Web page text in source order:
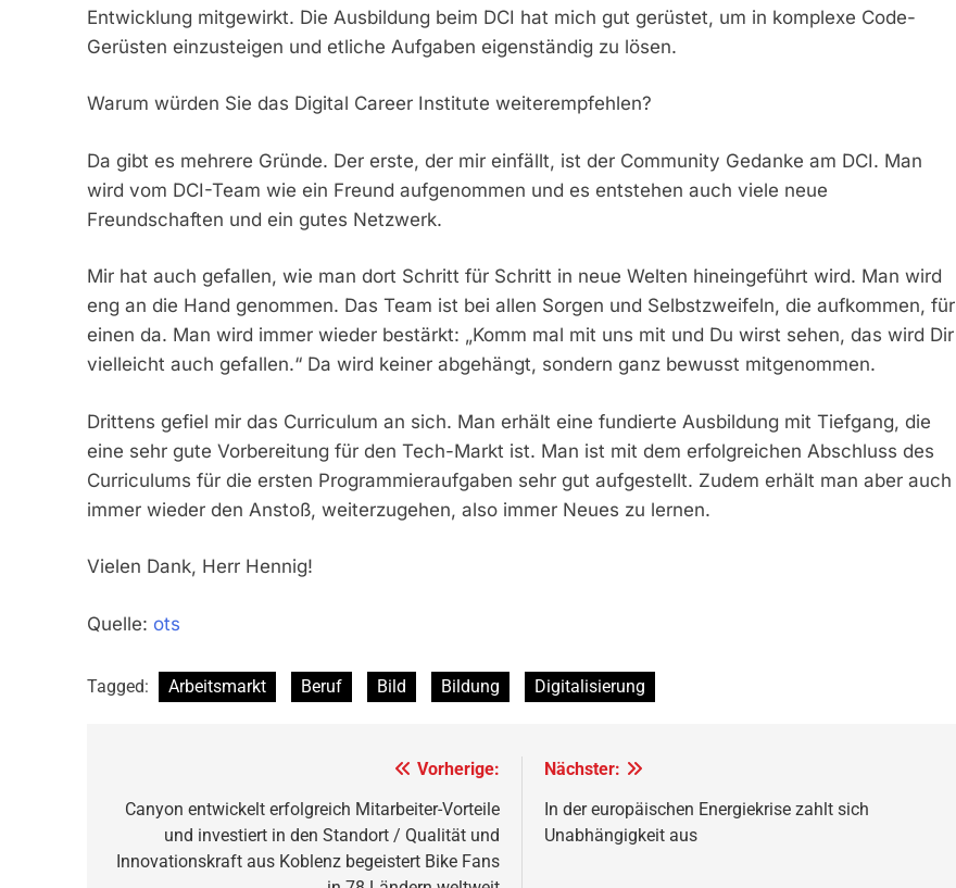
Entwicklung mitgewirkt. Die Ausbildung beim DCI hat mich gut gerüstet, um in komplexe Code-
Gerüsten einzusteigen und etliche Aufgaben eigenständig zu lösen.
Warum würden Sie das Digital Career Institute weiterempfehlen?
Da gibt es mehrere Gründe. Der erste, der mir einfällt, ist der Community Gedanke am DCI. Man
wird vom DCI-Team wie ein Freund aufgenommen und es entstehen auch viele neue
Freundschaften und ein gutes Netzwerk.
Mir hat auch gefallen, wie man dort Schritt für Schritt in neue Welten hineingeführt wird. Man wird
eng an die Hand genommen. Das Team ist bei allen Sorgen und Selbstzweifeln, die aufkommen, für
einen da. Man wird immer wieder bestärkt: „Komm mal mit uns mit und Du wirst sehen, das wird Dir
vielleicht auch gefallen.“ Da wird keiner abgehängt, sondern ganz bewusst mitgenommen.
Drittens gefiel mir das Curriculum an sich. Man erhält eine fundierte Ausbildung mit Tiefgang, die
eine sehr gute Vorbereitung für den Tech-Markt ist. Man ist mit dem erfolgreichen Abschluss des
Curriculums für die ersten Programmieraufgaben sehr gut aufgestellt. Zudem erhält man aber auch
immer wieder den Anstoß, weiterzugehen, also immer Neues zu lernen.
Vielen Dank, Herr Hennig!
Quelle: ots
Tagged: Arbeitsmarkt Beruf Bild Bildung Digitalisierung
Vorherige:
Canyon entwickelt erfolgreich Mitarbeiter-Vorteile
und investiert in den Standort / Qualität und
Innovationskraft aus Koblenz begeistert Bike Fans
Nächster:
In der europäischen Energiekrise zahlt sich
Unabhängigkeit aus